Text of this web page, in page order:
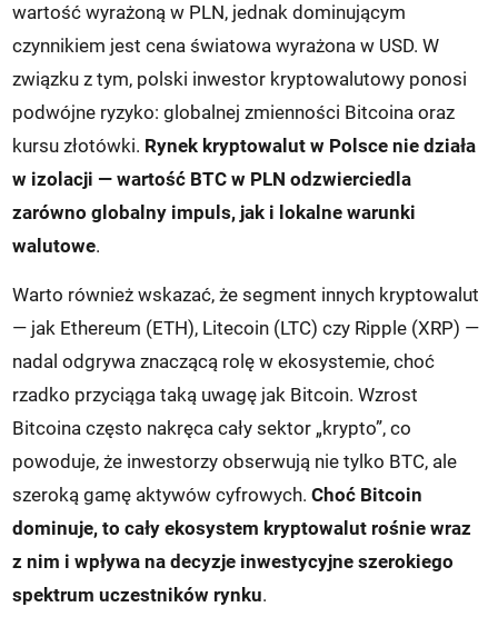
wartość wyrażoną w PLN, jednak dominującym
czynnikiem jest cena światowa wyrażona w USD. W
związku z tym, polski inwestor kryptowalutowy ponosi
podwójne ryzyko: globalnej zmienności Bitcoina oraz
kursu złotówki. Rynek kryptowalut w Polsce nie działa
w izolacji — wartość BTC w PLN odzwierciedla
zarówno globalny impuls, jak i lokalne warunki
walutowe.
Warto również wskazać, że segment innych kryptowalut
— jak Ethereum (ETH), Litecoin (LTC) czy Ripple (XRP) —
nadal odgrywa znaczącą rolę w ekosystemie, choć
rzadko przyciąga taką uwagę jak Bitcoin. Wzrost
Bitcoina często nakręca cały sektor „krypto”, co
powoduje, że inwestorzy obserwują nie tylko BTC, ale
szeroką gamę aktywów cyfrowych.Choć Bitcoin
dominuje, to cały ekosystem kryptowalut rośnie wraz
z nim i wpływa na decyzje inwestycyjne szerokiego
spektrum uczestników rynku.